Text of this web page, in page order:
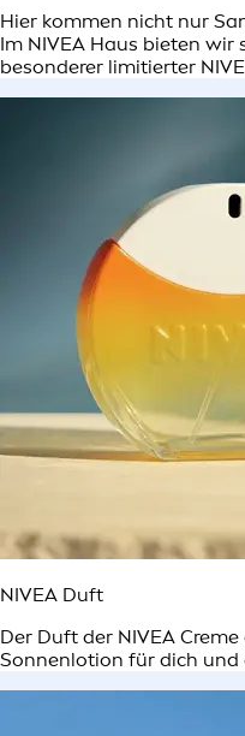
Hier kommen nicht nur
Im NIVEA Haus bieten
besonderer limitierter
NIVEA Duft
Der Duft der NIVEA
Sonnenlotion für dich und